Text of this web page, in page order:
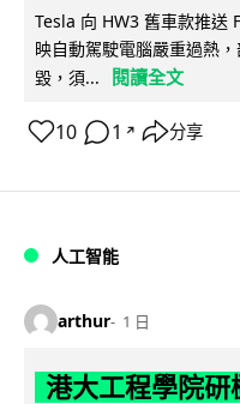
Tesla 向 HW3 舊車款推送
映自動駕駛電腦嚴重過熱
毀，須...
閱讀全文
10 1 ↗ 分享
人工智能
arthur 1 日
港大工程學院研